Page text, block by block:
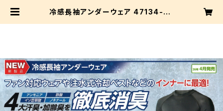
冷感長袖アンダーウェア 47134-BL